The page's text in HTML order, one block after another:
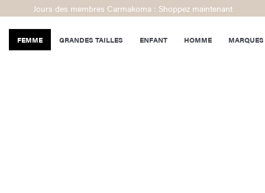
Jours des membres Carmakoma : Shoppez maintenant
FEMME GRANDES TAILLES ENFANT HOMME MARQUES